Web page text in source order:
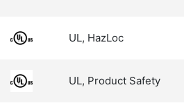
UL, HazLoc
UL, Product Safety